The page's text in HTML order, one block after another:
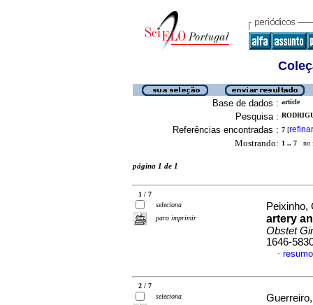
Base de dados : article
Pesquisa :
Referências encontradas : 7 [refinar
Mostrando: 1 .. 7 no
página 1 de 1
1 / 7
seleciona
para imprimir
Peixinho,
artery
Obstet
1646-
·
2 / 7
seleciona